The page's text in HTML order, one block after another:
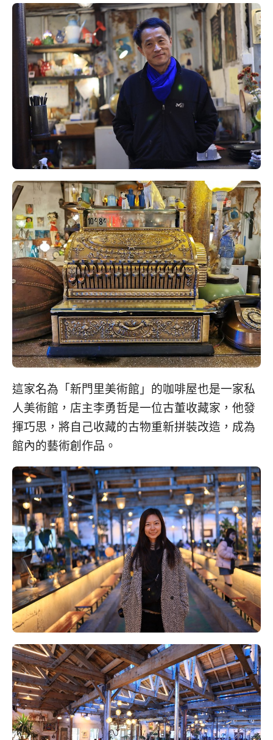
這家名為「新門里美術館」的咖啡屋也是一家私
人美術館，店主李勇哲是一位古董收藏家，他發
揮巧思，將自己收藏的古物重新拼裝改造，成為
館內的藝術創作品。